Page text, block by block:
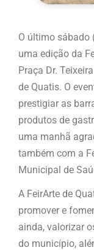
O último sábado
uma edição da
Praça Dr.
de Quatis. O
prestigiar as
produtos de
uma manhã
também com a
Municipal de
A FeirArte de
promover e
ainda, valorizar
do município,